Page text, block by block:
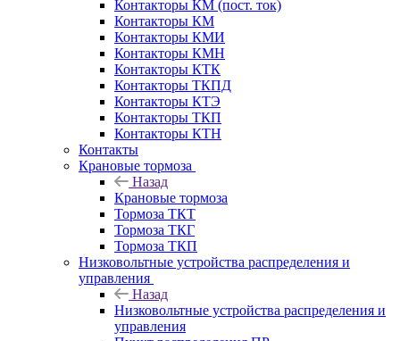
Контакторы КМ (пост. ток)
Контакторы КМ
Контакторы КМИ
Контакторы КМН
Контакторы КТК
Контакторы ТКПД
Контакторы КТЭ
Контакторы ТКП
Контакторы КТН
Контакты
Крановые тормоза
Назад
Крановые тормоза
Тормоза ТКТ
Тормоза ТКГ
Тормоза ТКП
Низковольтные устройства распределения и
управления
Назад
Низковольтные устройства распределения и
управления